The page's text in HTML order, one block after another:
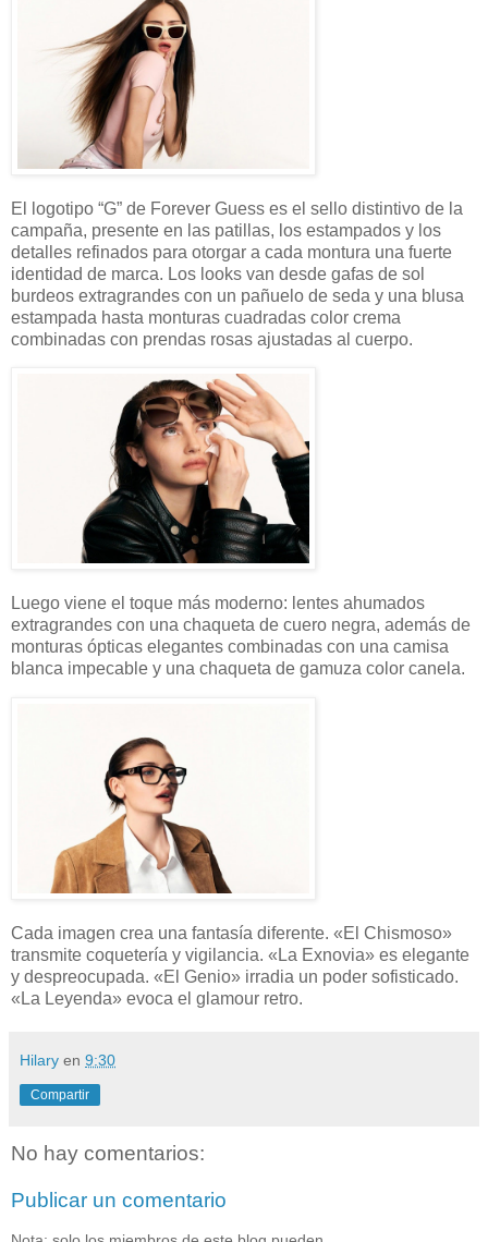
El logotipo “G” de Forever Guess es el sello distintivo de la
campaña, presente en las patillas, los estampados y los
detalles refinados para otorgar a cada montura una fuerte
identidad de marca. Los looks van desde gafas de sol
burdeos extragrandes con un pañuelo de seda y una blusa
estampada hasta monturas cuadradas color crema
combinadas con prendas rosas ajustadas al cuerpo.
Luego viene el toque más moderno: lentes ahumados
extragrandes con una chaqueta de cuero negra, además de
monturas ópticas elegantes combinadas con una camisa
blanca impecable y una chaqueta de gamuza color canela.
Cada imagen crea una fantasía diferente. «El Chismoso»
transmite coquetería y vigilancia. «La Exnovia» es elegante
y despreocupada. «El Genio» irradia un poder sofisticado.
«La Leyenda» evoca el glamour retro.
Hilary en 9:30
Compartir
No hay comentarios:
Publicar un comentario